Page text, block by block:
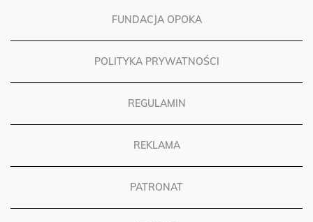
FUNDACJA OPOKA
POLITYKA PRYWATNOŚCI
REGULAMIN
REKLAMA
PATRONAT